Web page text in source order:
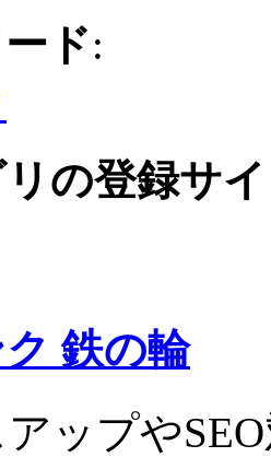
ド:
の登録サ
鉄の輪
ップや